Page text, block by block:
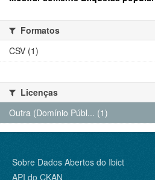
Formatos
CSV (1)
Licenças
Outra (Domínio Públ... (1)
Sobre Dados Abertos do Ibict
API do CKAN